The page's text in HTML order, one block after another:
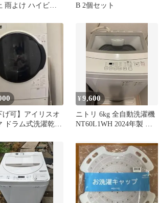
雨よけ ハイビス
B 2個セット
げ可】アイリスオ
ドラム式洗濯乾燥
¥9,600
ニトリ 6kg 全自動洗濯機
NT60L1WH 2024年製 本